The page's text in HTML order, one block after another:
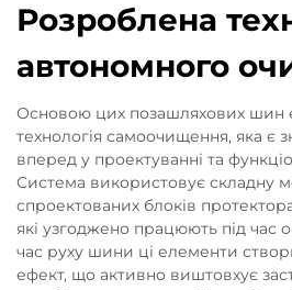
Розроблена
автономного
Основою цих позашляхових шин є
технологія самоочищення, яка є
вперед у проектуванні та
Система використовує складну
спроектованих блоків
які узгоджено працюють під час
час руху шини ці елементи
ефект, що активно виштовхує